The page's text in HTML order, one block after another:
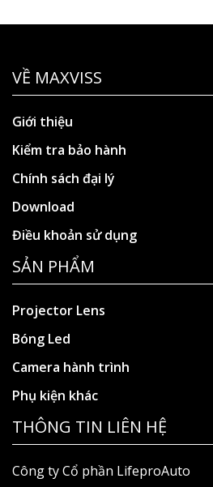
VỀ MAXVISS
Giới thiệu
Kiểm tra bảo hành
Chính sách đại lý
Download
Điều khoản sử dụng
SẢN PHẨM
Projector Lens
Bóng Led
Camera hành trình
Phụ kiện khác
THÔNG TIN LIÊN HỆ
Công ty Cổ phần LifeproAuto